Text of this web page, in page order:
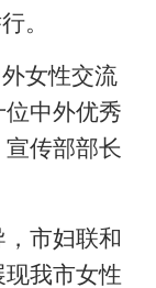
。
女性交流
中外优秀
传部部长
市妇联和
我市女性